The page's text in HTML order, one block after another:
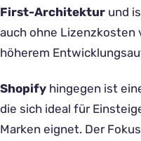
First-Architektur und
auch ohne Lizenzkosten
höherem
Shopify hingegen ist
die sich ideal für
Marken eignet. Der